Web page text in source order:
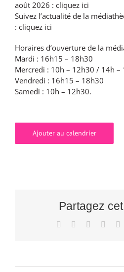
août 2026 : cliquez ici
Suivez l’actualité de la
: cliquez ici
Horaires d’ouverture de la
Mardi : 16h15 – 18h30
Mercredi : 10h – 12h30 / 14h –
Vendredi : 16h15 – 18h30
Samedi : 10h – 12h30.
Ajouter au calendrier
Partagez
Facebook Reddit